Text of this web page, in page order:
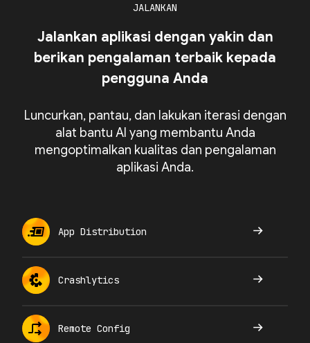
JALANKAN
Jalankan aplikasi dengan yakin dan
berikan pengalaman terbaik kepada
pengguna Anda
Luncurkan, pantau, dan lakukan iterasi dengan
alat bantu AI yang membantu Anda
mengoptimalkan kualitas dan pengalaman
aplikasi Anda.
App Distribution
Crashlytics
Remote Config